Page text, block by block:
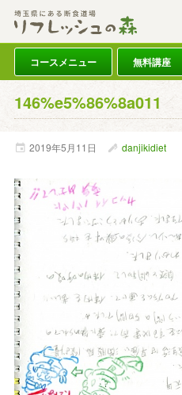
コースメニュー 無料講座
146%e5%86%8a011
2019年5月11日 danjikidiet